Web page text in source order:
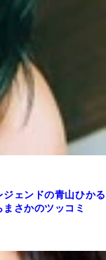
ェンドの青山ひかる
まさかのツッコミ